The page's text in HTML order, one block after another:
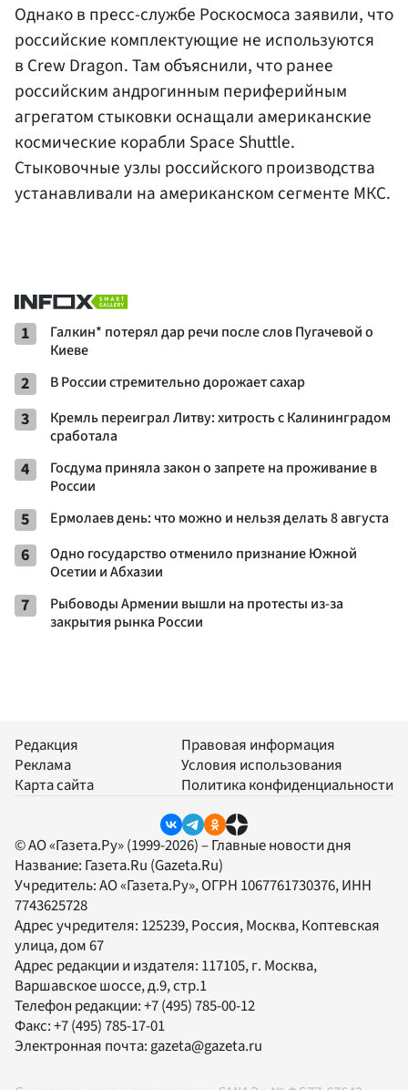
Однако в пресс-службе Роскосмоса заявили, что
российские комплектующие не используются
в Crew Dragon. Там объяснили, что ранее
российским андрогинным периферийным
агрегатом стыковки оснащали американские
космические корабли Space Shuttle.
Стыковочные узлы российского производства
устанавливали на американском сегменте МКС.
1
Галкин* потерял дар речи после слов Пугачевой о
Киеве
2 В России стремительно дорожает сахар
3
Кремль переиграл Литву: хитрость с Калининградом
сработала
4
Госдума приняла закон о запрете на проживание в
России
5 Ермолаев день: что можно и нельзя делать 8 августа
6
Одно государство отменило признание Южной
Осетии и Абхазии
7
Рыбоводы Армении вышли на протесты из-за
закрытия рынка России
Редакция
Реклама
Карта сайта
Правовая информация
Условия использования
Политика конфиденциальности
© АО «Газета.Ру» (1999-2026) – Главные новости дня
Название: Газета.Ru (Gazeta.Ru)
Учредитель:АО «Газета.Ру», ОГРН 1067761730376, ИНН
7743625728
Адрес учредителя: 125239, Россия, Москва, Коптевская
улица, дом 67
Адрес редакции и издателя: 117105, г. Москва,
Варшавское шоссе, д.9, стр.1
Телефон редакции:+7 (495) 785-00-12
Факс:+7 (495) 785-17-01
Электронная почта:gazeta@gazeta.ru